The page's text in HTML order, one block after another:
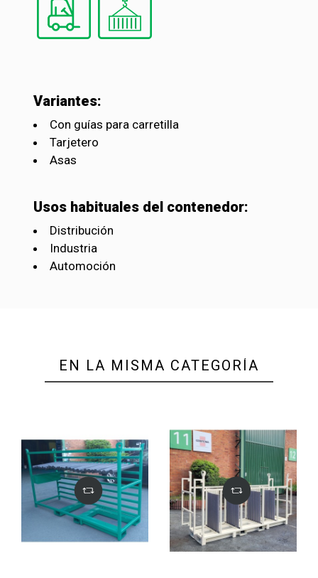
Variantes:
Con guías para carretilla
Tarjetero
Asas
Usos habituales del contenedor:
Distribución
Industria
Automoción
EN LA MISMA CATEGORÍA